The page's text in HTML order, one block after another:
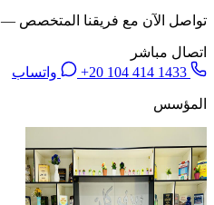
تواصل الآن مع فريقنا المتخصص
اتصال مباشر
+20 104 414 1433
واتساب
المؤسس